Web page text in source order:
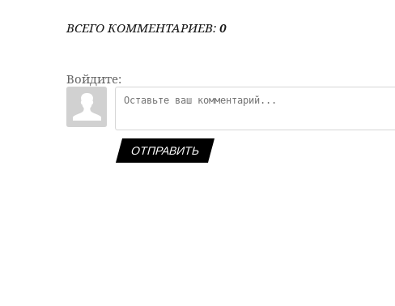
ВСЕГО КОММЕНТАРИЕВ: 0
Войдите:
ОТПРАВИТЬ